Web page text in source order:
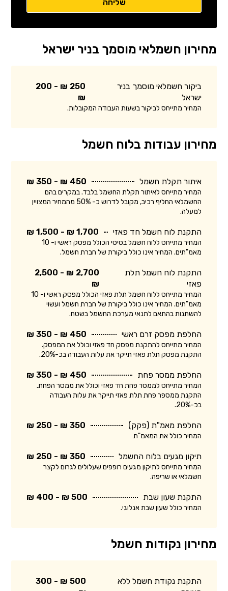
מחירון חשמלאי מוסמך בניר ישראל
ביקור חשמלאי מוסמך בניר
ישראל
250 ₪ - 200
₪
המחיר מתייחס לביקור בשעות העבודה המקובלות.
מחירון עבודות בלוח חשמל
איתור תקלת חשמל 450 ₪ - 350 ₪
המחיר מתייחס לאיתור תקלת החשמל בלבד. במקרים בהם
החשמלאי החליף רכיב, מקובל לדרוש כ- 50% מהמחיר המצויין
למעלה.
התקנת לוח חשמל חד פאזי 1,700 ₪ - 1,500 ₪
המחיר מתייחס ללוח חשמל בסיסי הכולל מפסק ראשי ו- 10
מאמ"תים. המחיר אינו כולל ביקורת של חברת חשמל.
התקנת לוח חשמל תלת
פאזי
2,700 ₪ - 2,500
₪
המחיר מתייחס ללוח חשמל תלת פאזי הכולל מפסק ראשי ו- 10
מאמ"תים. המחיר אינו כולל ביקורת של חברת חשמל ועשוי
להשתנות בהתאם לתנאי מערכת החשמל בשטח.
החלפת מפסק זרם ראשי 450 ₪ - 350 ₪
המחיר מתייחס להתקנת מפסק חד פאזי וכולל את המפסק.
התקנת מפסק תלת פאזי תייקר את עלות העבודה בכ-20%.
החלפת ממסר פחת 450 ₪ - 350 ₪
המחיר מתייחס לממסר פחת חד פאזי וכולל את ממסר הפחת.
התקנת ממספר פחת תלת פאזי תייקר את עלות העבודה
בכ-20%.
החלפת מאמ"ת (פקק) 350 ₪ - 250 ₪
המחיר כולל את המאמ"ת
תיקון מגעים בלוח החשמל 350 ₪ - 250 ₪
המחיר מתייחס לתיקון מגעים רופפים שעלולים לגרום לקצר
חשמלאי או שריפה.
התקנת שעון שבת 500 ₪ - 400 ₪
המחיר כולל שעון שבת אנלוגי.
מחירון נקודות חשמל
התקנת נקודת חשמל ללא
500 ₪ - 300